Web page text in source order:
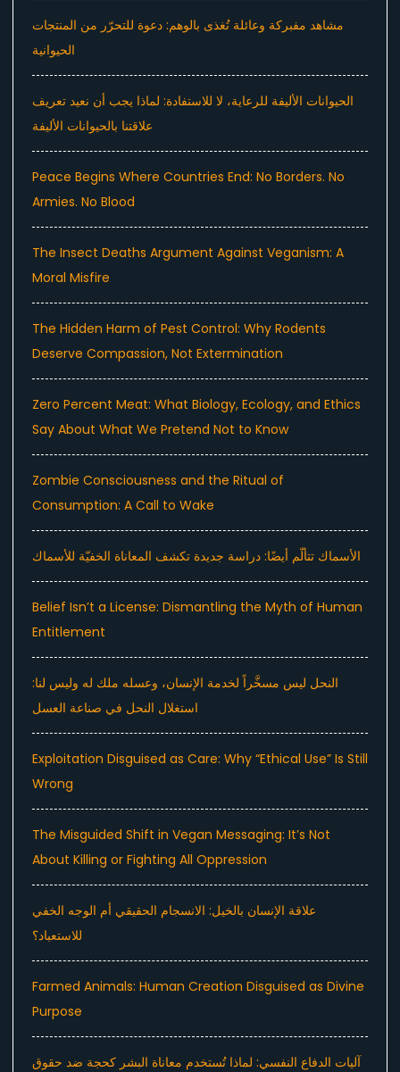
مشاهد مفبركة وعائلة تُغذى بالوهم: دعوة للتحرّر من المنتجات
الحيوانية
الحيوانات الأليفة للرعاية، لا للاستفادة: لماذا يجب أن نعيد تعريف
علاقتنا بالحيوانات الأليفة
Peace Begins Where Countries End: No Borders. No
Armies. No Blood
The Insect Deaths Argument Against Veganism: A
Moral Misfire
The Hidden Harm of Pest Control: Why Rodents
Deserve Compassion, Not Extermination
Zero Percent Meat: What Biology, Ecology, and Ethics
Say About What We Pretend Not to Know
Zombie Consciousness and the Ritual of
Consumption: A Call to Wake
الأسماك تتألّم أيضًا: دراسة جديدة تكشف المعاناة الخفيّة للأسماك
Belief Isn’t a License: Dismantling the Myth of Human
Entitlement
النحل ليس مسخَّراً لخدمة الإنسان، وعسله ملك له وليس لنا:
استغلال النحل في صناعة العسل
Exploitation Disguised as Care: Why “Ethical Use” Is Still
Wrong
The Misguided Shift in Vegan Messaging: It’s Not
About Killing or Fighting All Oppression
علاقة الإنسان بالخيل: الانسجام الحقيقي أم الوجه الخفي
للاستعباد؟
Farmed Animals: Human Creation Disguised as Divine
Purpose
آليات الدفاع النفسي: لماذا تُستخدم معاناة البشر كحجة ضد حقوق